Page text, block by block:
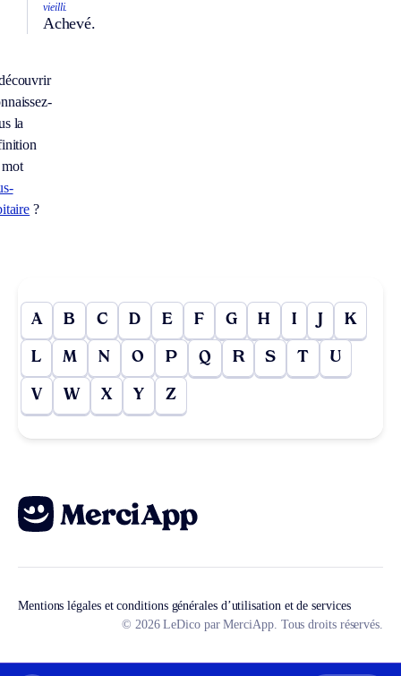
vieilli.
Achevé.
la
?
A B C D E F G H I J K
L M N O P Q R S T U
V W X Y Z
Mentions légales et conditions générales d’utilisation et de services
© 2026 LeDico par MerciApp. Tous droits réservés.